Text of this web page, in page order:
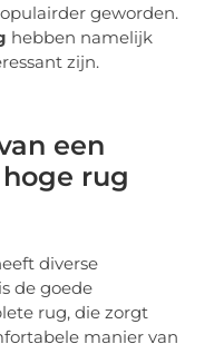
geworden.
hebben namelijk
zijn.
een
rug
diverse
de goede
rug, die zorgt
manier van